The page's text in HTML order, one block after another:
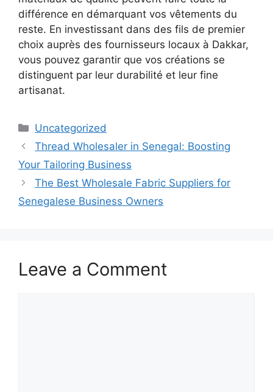
différence en démarquant vos vêtements du
reste. En investissant dans des fils de premier
choix auprès des fournisseurs locaux à Dakkar,
vous pouvez garantir que vos créations se
distinguent par leur durabilité et leur fine
artisanat.
Categories
Uncategorized
Thread Wholesaler in Senegal: Boosting
Your Tailoring Business
The Best Wholesale Fabric Suppliers for
Senegalese Business Owners
Leave a Comment